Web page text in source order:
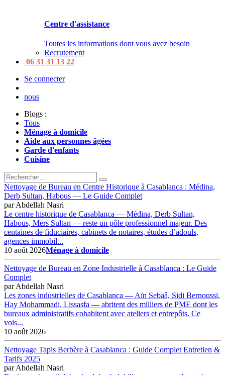
Centre d'assistance
Toutes les informations dont vous avez besoin
Recrutement
06 31 31 13 22
Se connecter
nous
Blogs :
Tous
Ménage à domicile
Aide aux personnes âgées
Garde d'enfants
Cuisine
Nettoyage de Bureau en Centre Historique à Casablanca : Médina,
Derb Sultan, Habous — Le Guide Complet
parAbdellah Nasri
Le centre historique de Casablanca — Médina, Derb Sultan,
Habous, Mers Sultan — reste un pôle professionnel majeur. Des
centaines de fiduciaires, cabinets de notaires, études d’adouls,
agences immobil...
10 août 2026Ménage à domicile
Nettoyage de Bureau en Zone Industrielle à Casablanca : Le Guide
Complet
parAbdellah Nasri
Les zones industrielles de Casablanca — Aïn Sebaâ, Sidi Bernoussi,
Hay Mohammadi, Lissasfa — abritent des milliers de PME dont les
bureaux administratifs cohabitent avec ateliers et entrepôts. Ce
vois...
10 août 2026
Nettoyage Tapis Berbère à Casablanca : Guide Complet Entretien &
Tarifs 2025
parAbdellah Nasri